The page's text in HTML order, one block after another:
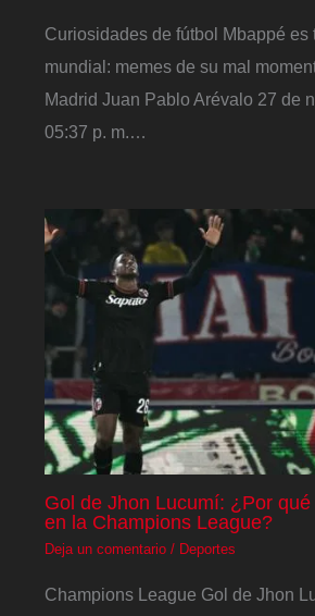
Curiosidades de fútbol Mbappé es
mundial: memes de su mal
Madrid Juan Pablo Arévalo 27 de
05:37 p. m.…
Gol de Jhon Lucumí: ¿Por
en la Champions League?
Deja un comentario / Deportes
Champions League Gol de Jhon